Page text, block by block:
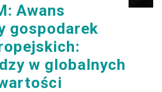
Awans
gospodarek
w globalnych